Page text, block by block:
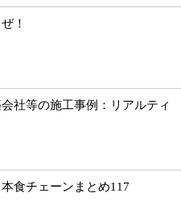
！
社等の施工事例：リアルティ
食チェーンまとめ117